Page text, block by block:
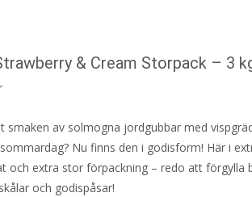
& Cream Storpack – 3
smaken av solmogna jordgubbar med
Nu finns den i godisform! Här i
och extra stor förpackning – redo att förgylla
och godispåsar!